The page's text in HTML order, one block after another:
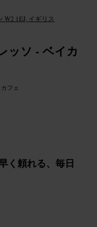
W2 1EJ, イギリス
ッソ - ベイカ
カフェ
く頼れる、毎日